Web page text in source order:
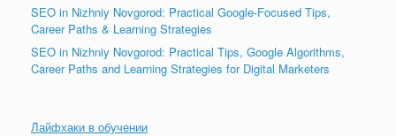
SEO in Nizhniy Novgorod: Practical Google-Focused Tips,
Career Paths & Learning Strategies
SEO in Nizhniy Novgorod: Practical Tips, Google Algorithms,
Career Paths and Learning Strategies for Digital Marketers
Лайфхаки в обучении